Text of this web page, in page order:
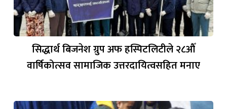
सिद्धार्थ बिजनेश ग्रुप अफ हस्पिटलिटीले २८औँ
वार्षिकोत्सव सामाजिक उत्तरदायित्वसहित मनाए